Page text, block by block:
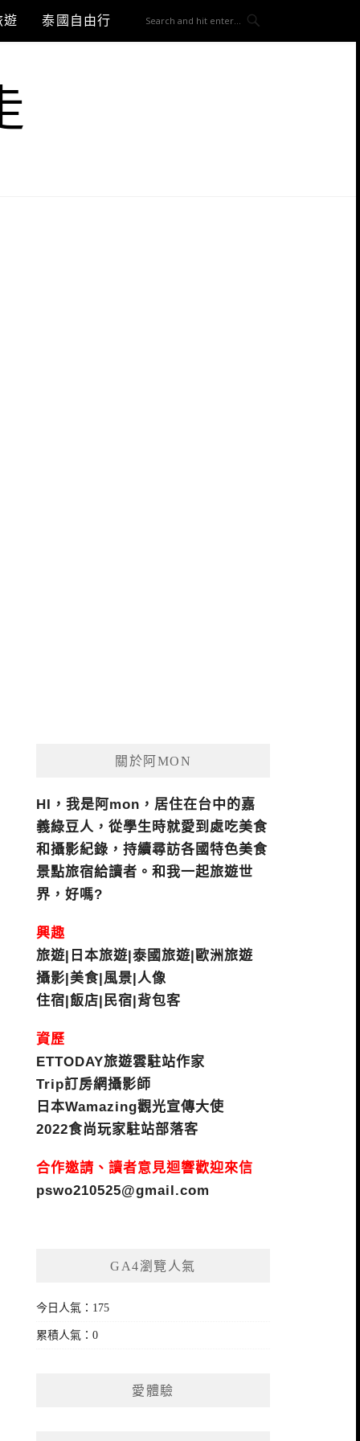
遊 泰國自由行
關於阿MON
HI，我是阿mon，居住在台中的嘉
義綠豆人，從學生時就愛到處吃美食
和攝影紀錄，持續尋訪各國特色美食
景點旅宿給讀者。和我一起旅遊世
界，好嗎?
興趣
旅遊|日本旅遊|泰國旅遊|歐洲旅遊
攝影|美食|風景|人像
住宿|飯店|民宿|背包客
資歷
ETTODAY旅遊雲駐站作家
Trip訂房網攝影師
日本Wamazing觀光宣傳大使
2022食尚玩家駐站部落客
合作邀請、讀者意見迴響歡迎來信
pswo210525@gmail.com
GA4瀏覽人氣
今日人氣：175
累積人氣：0
愛體驗